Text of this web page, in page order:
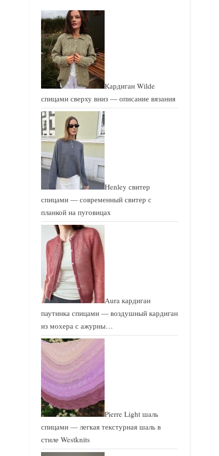
Кардиган Wilde
спицами сверху вниз — описание вязания
Henley свитер
спицами — современный свитер с
планкой на пуговицах
Aura кардиган
паутинка спицами — воздушный кардиган
из мохера с ажурны…
Pierre Light шаль
спицами — легкая текстурная шаль в
стиле Westknits